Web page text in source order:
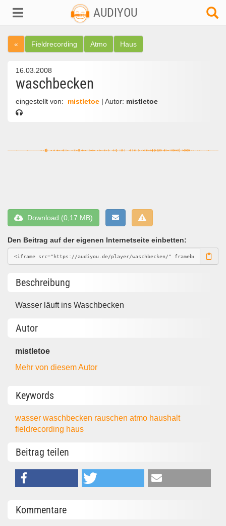
AUDIYOU
« Fieldrecording Atmo Haus
16.03.2008
waschbecken
eingestellt von: mistletoe | Autor: mistletoe
Download (0,17 MB)
Den Beitrag auf der eigenen Internetseite einbetten:
Beschreibung
Wasser läuft ins Waschbecken
Autor
mistletoe
Mehr von diesem Autor
Keywords
wasserwaschbecken rauschenatmo haushalt
fieldrecording haus
Beitrag teilen
Kommentare